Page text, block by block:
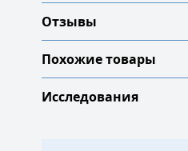
Отзывы
Похожие товары
Исследования